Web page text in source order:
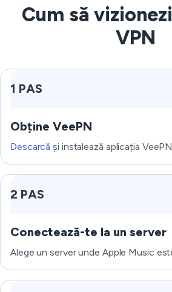
Cum să
VPN
1 PAS
Obține VeePN
Descarcă și instalează aplicația
2 PAS
Conectează-te la un server
Alege un server unde Apple Music